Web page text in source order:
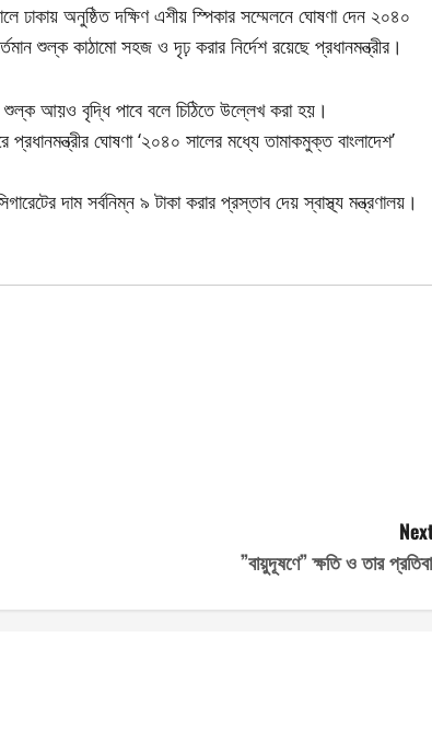
ঢাকায় অনুষ্ঠিত দক্ষিণ এশীয় স্পিকার সম্মেলনে ঘোষণা দেন ২০৪০
শুল্ক কাঠামো সহজ ও দৃঢ় করার নির্দেশ রয়েছে প্রধানমন্ত্রীর।
শুল্ক আয়ও বৃদ্ধি পাবে বলে চিঠিতে উল্লেখ করা হয়।
ঘোষণা ‘২০৪০ সালের মধ্যে তামাকমুক্ত বাংলাদেশ’
দাম সর্বনিম্ন ৯ টাকা করার প্রস্তাব দেয় স্বাস্থ্য মন্ত্রণালয়।
”বায়ুদূষণে” ক্ষতি ও তার